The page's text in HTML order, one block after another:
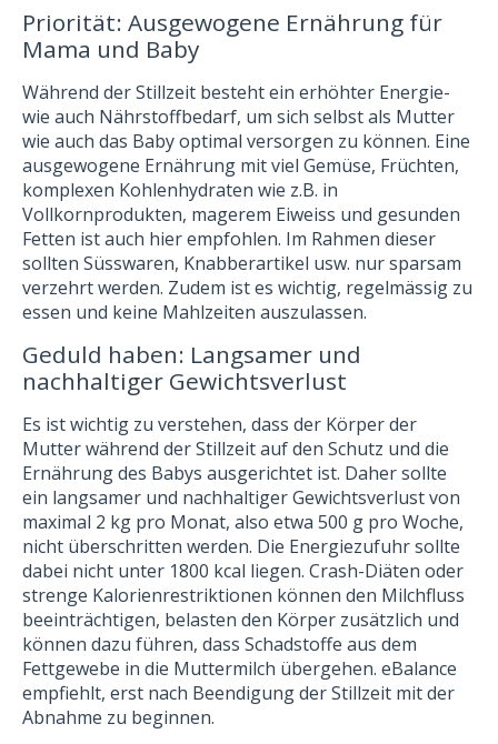
Priorität: Ausgewogene Ernährung für
Mama und Baby
Während der Stillzeit besteht ein erhöhter Energie-
wie auch Nährstoffbedarf, um sich selbst als Mutter
wie auch das Baby optimal versorgen zu können. Eine
ausgewogene Ernährung mit viel Gemüse, Früchten,
komplexen Kohlenhydraten wie z.B. in
Vollkornprodukten, magerem Eiweiss und gesunden
Fetten ist auch hier empfohlen. Im Rahmen dieser
sollten Süsswaren, Knabberartikel usw. nur sparsam
verzehrt werden. Zudem ist es wichtig, regelmässig zu
essen und keine Mahlzeiten auszulassen.
Geduld haben: Langsamer und
nachhaltiger Gewichtsverlust
Es ist wichtig zu verstehen, dass der Körper der
Mutter während der Stillzeit auf den Schutz und die
Ernährung des Babys ausgerichtet ist. Daher sollte
ein langsamer und nachhaltiger Gewichtsverlust von
maximal 2 kg pro Monat, also etwa 500 g pro Woche,
nicht überschritten werden. Die Energiezufuhr sollte
dabei nicht unter 1800 kcal liegen. Crash-Diäten oder
strenge Kalorienrestriktionen können den Milchfluss
beeinträchtigen, belasten den Körper zusätzlich und
können dazu führen, dass Schadstoffe aus dem
Fettgewebe in die Muttermilch übergehen. eBalance
empfiehlt, erst nach Beendigung der Stillzeit mit der
Abnahme zu beginnen.